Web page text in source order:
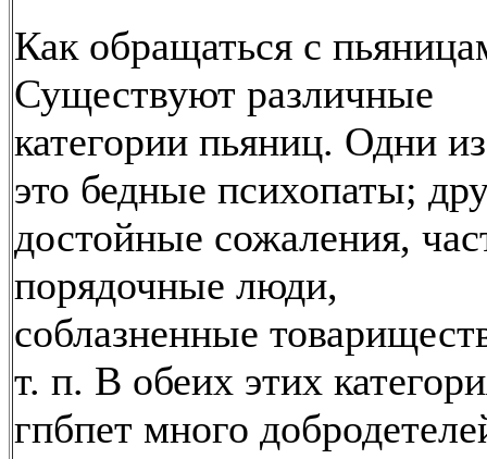
Как обращаться с
Существуют различные
категории пьяниц. Одни
это бедные психопаты;
достойные сожаления,
порядочные люди,
соблазненные
т. п. В обеих этих
гпбпет много